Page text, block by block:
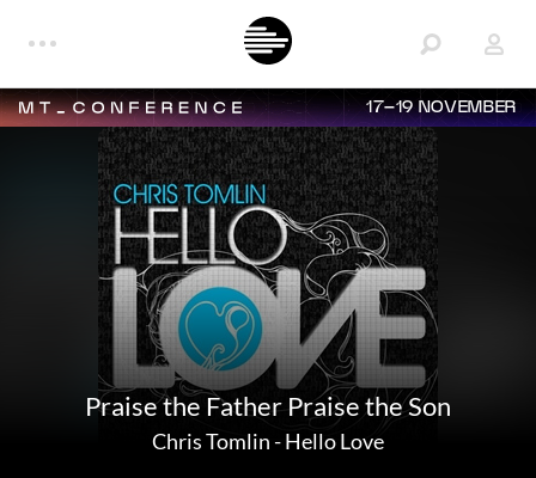
17–19 NOVEMBER
Praise the Father Praise the Son
Chris Tomlin-Hello Love